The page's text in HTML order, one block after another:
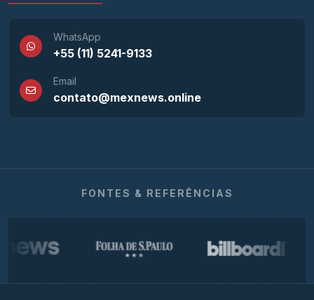
WhatsApp
+55 (11) 5241-9133
Email
contato@mexnews.online
FONTES & REFERÊNCIAS